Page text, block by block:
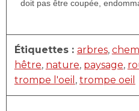
doit pas être coupée,
Étiquettes : arbres,
hêtre, nature, paysage,
trompe l'oeil , trompe oeil